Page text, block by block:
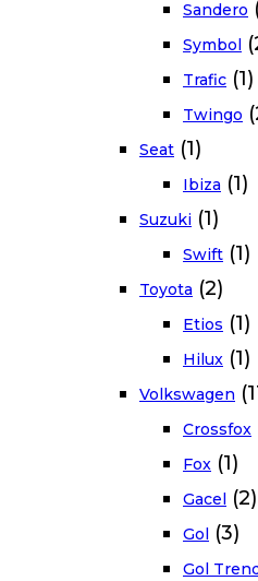
Sandero
Symbol
Trafic (1)
Twingo
Seat (1)
Ibiza (1)
Suzuki (1)
Swift (1)
Toyota (2)
Etios (1)
Hilux (1)
Volkswagen
Crossfox
Fox (1)
Gacel (2)
Gol (3)
Gol